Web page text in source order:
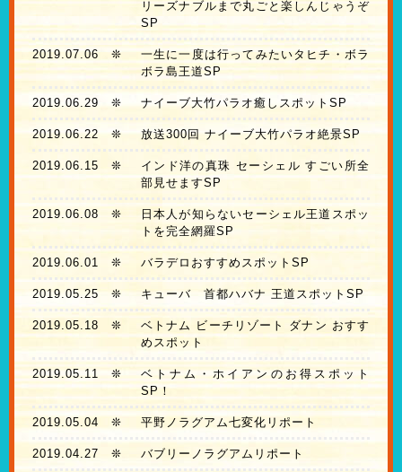
リーズナブルまで丸ごと楽しんじゃうぞ
SP
2019.07.06❊
一生に一度は行ってみたいタヒチ・ボラ
ボラ島王道SP
2019.06.29 ❊ ナイーブ大竹パラオ癒しスポットSP
2019.06.22 ❊ 放送300回 ナイーブ大竹パラオ絶景SP
2019.06.15 ❊
インド洋の真珠 セーシェル すごい所全
部見せますSP
2019.06.08 ❊
日本人が知らないセーシェル王道スポッ
トを完全網羅SP
2019.06.01 ❊ バラデロおすすめスポットSP
2019.05.25 ❊ キューバ 首都ハバナ 王道スポットSP
2019.05.18 ❊
ベトナム ビーチリゾート ダナン おすす
めスポット
2019.05.11 ❊
ベトナム・ホイアンのお得スポット
SP！
2019.05.04 ❊ 平野ノラグアム七変化リポート
2019.04.27 ❊ バブリーノラグアムリポート